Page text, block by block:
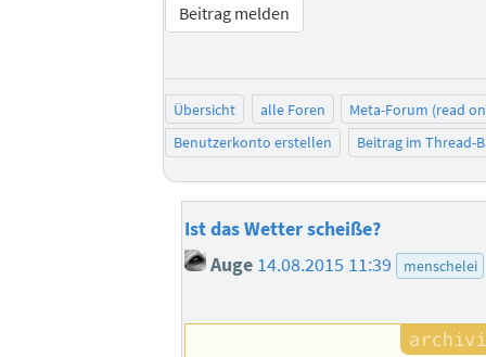
Beitrag melden
Übersicht alle Foren
Meta-Forum (read
Benutzerkonto erstellen
Beitrag im Thread-
Ist das Wetter scheiße?
Auge 14.08.2015 11:39 menschelei